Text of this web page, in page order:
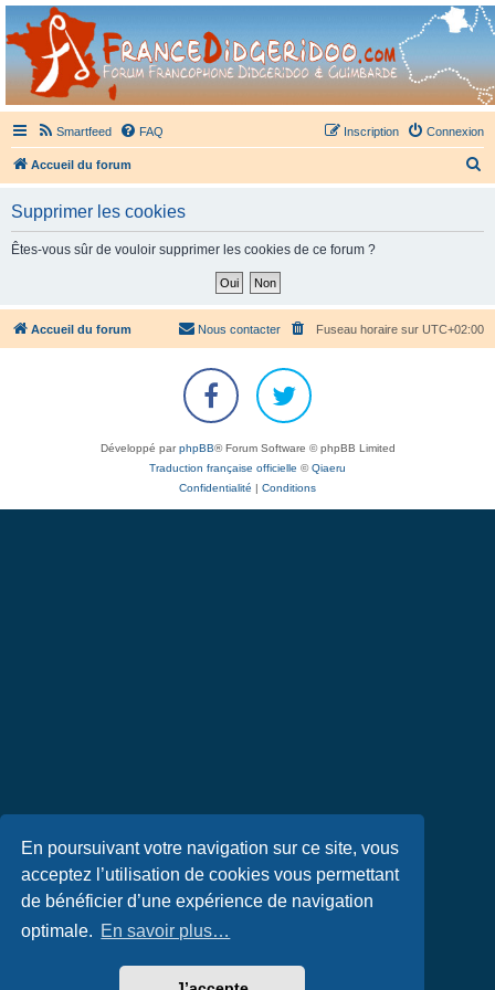
En poursuivant votre navigation sur ce site, vous
acceptez l’utilisation de cookies vous permettant
de bénéficier d’une expérience de navigation
optimale. En savoir plus…
France Didgeridoo
Didgeridoo et Guimbarde sur France Didgeridoo - retrouvez la communauté.
Smartfeed FAQ Connexion
Inscription
Accueil du forum
c
h
Supprimer les cookies
Êtes-vous sûr de vouloir supprimer les cookies de ce forum ?
Accueil du forum Fuseau horaire sur UTC+02:00
Nous contacter
Développé parphpBB® Forum Software © phpBB Limited
Traduction française officielle ©Qiaeru
Confidentialité
Conditions